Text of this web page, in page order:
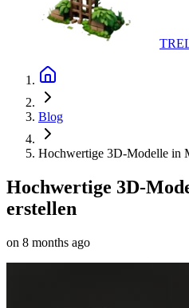
Blog
Hochwertige 3D-Modelle in
Hochwertige 3D-
erstellen
on 8 months ago